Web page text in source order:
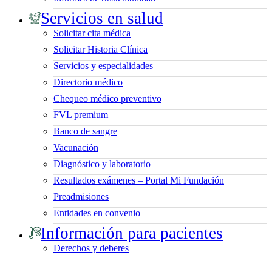
Servicios en salud
Solicitar cita médica
Solicitar Historia Clínica
Servicios y especialidades
Directorio médico
Chequeo médico preventivo
FVL premium
Banco de sangre
Vacunación
Diagnóstico y laboratorio
Resultados exámenes – Portal Mi Fundación
Preadmisiones
Entidades en convenio
Información para pacientes
Derechos y deberes